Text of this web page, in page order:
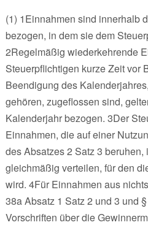
(1) 1Einnahmen sind innerhalb
bezogen, in dem sie dem
2Regelmäßig wiederkehrende
Steuerpflichtigen kurze Zeit vor
Beendigung des
gehören, zugeflossen sind,
Kalenderjahr bezogen. 3Der
Einnahmen, die auf einer
des Absatzes 2 Satz 3
gleichmäßig verteilen, für den
wird. 4Für Einnahmen aus
38a Absatz 1 Satz 2 und 3 und
Vorschriften über die